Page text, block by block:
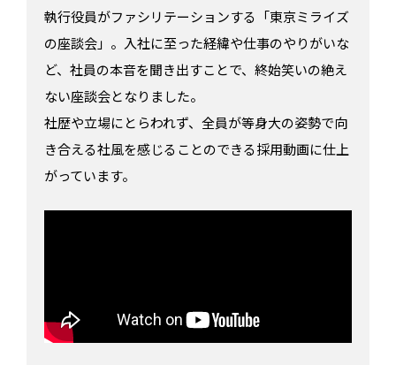
執行役員がファシリテーションする「東京ミライズ
の座談会」。入社に至った経緯や仕事のやりがいな
ど、社員の本音を聞き出すことで、終始笑いの絶え
ない座談会となりました。
社歴や立場にとらわれず、全員が等身大の姿勢で向
き合える社風を感じることのできる採用動画に仕上
がっています。